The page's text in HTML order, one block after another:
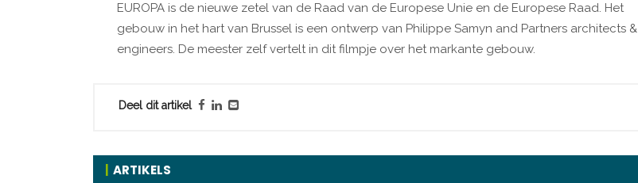
EUROPA is de nieuwe zetel van de Raad van de Europese Unie en de Europese Raad. Het
gebouw in het hart van Brussel is een ontwerp van Philippe Samyn and Partners architects &
engineers. De meester zelf vertelt in dit filmpje over het markante gebouw.
Deel dit artikel
ARTIKELS